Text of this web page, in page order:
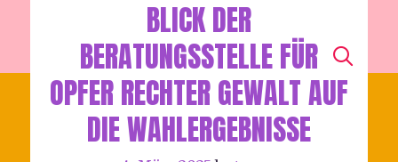
HORTE
Menu
BLICK DER
BERATUNGSSTELLE FÜR
OPFER RECHTER GEWALT AUF
DIE WAHLERGEBNISSE